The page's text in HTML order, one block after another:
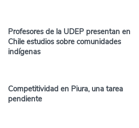
Profesores de la UDEP presentan en
Chile estudios sobre comunidades
indígenas
Competitividad en Piura, una tarea
pendiente